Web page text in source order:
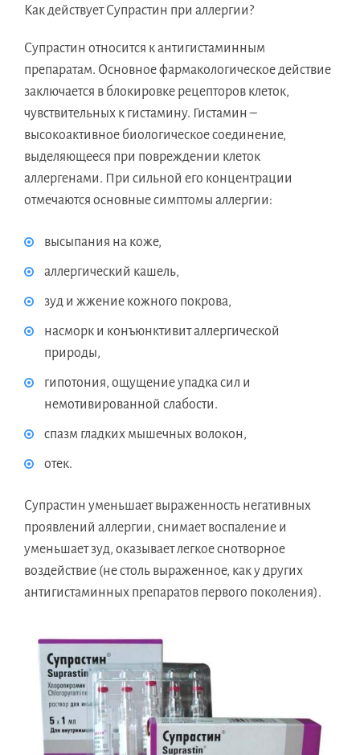
Как действует Супрастин при аллергии?
Супрастин относится к антигистаминным
препаратам. Основное фармакологическое действие
заключается в блокировке рецепторов клеток,
чувствительных к гистамину. Гистамин –
высокоактивное биологическое соединение,
выделяющееся при повреждении клеток
аллергенами. При сильной его концентрации
отмечаются основные симптомы аллергии:
высыпания на коже,
аллергический кашель,
зуд и жжение кожного покрова,
насморк и конъюнктивит аллергической
природы,
гипотония, ощущение упадка сил и
немотивированной слабости.
спазм гладких мышечных волокон,
отек.
Супрастин уменьшает выраженность негативных
проявлений аллергии, снимает воспаление и
уменьшает зуд, оказывает легкое снотворное
воздействие (не столь выраженное, как у других
антигистаминных препаратов первого поколения).